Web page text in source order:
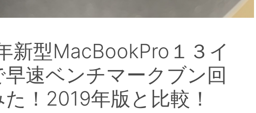
新型MacBookPro１３イ
早速ベンチマークブン回
た！2019年版と比較！